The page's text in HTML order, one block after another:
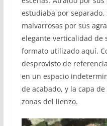
estudiaba por separado.
malvarrosas por sus
elegante verticalidad de
formato utilizado aquí.
desprovisto de
en un espacio
de acabado, y la capa
zonas del lienzo.